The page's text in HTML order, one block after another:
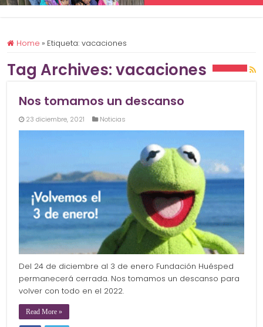
Home » Etiqueta:vacaciones
Tag Archives:vacaciones
Nos tomamos un descanso
23 diciembre, 2021 Noticias
Del 24 de diciembre al 3 de enero Fundación Huésped
permanecerá cerrada. Nos tomamos un descanso para
volver con todo en el 2022.
Read More »